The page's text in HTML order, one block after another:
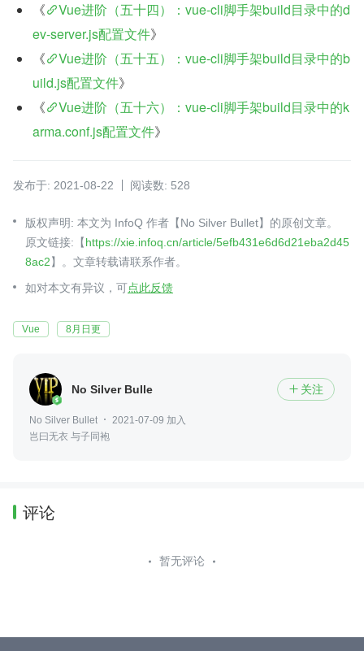
《
Vue进阶（五十四）：vue-cli脚手架build目录中的d
ev-server.js配置文件》
《
Vue进阶（五十五）：vue-cli脚手架build目录中的b
uild.js配置文件》
《
Vue进阶（五十六）：vue-cli脚手架build目录中的k
arma.conf.js配置文件》
发布于: 2021-08-22 阅读数: 528
版权声明: 本文为 InfoQ 作者【No Silver Bullet】的原创文章。
原文链接:【https://xie.infoq.cn/article/5efb431e6d6d21eba2d45
8ac2】。文章转载请联系作者。
如对本文有异议，可点此反馈
Vue 8月日更
No Silver Bullet  关注
No Silver Bullet
2021-07-09 加入
岂曰无衣 与子同袍
评论
暂无评论